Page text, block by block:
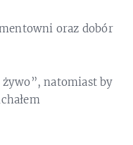
oraz dobór
natomiast by